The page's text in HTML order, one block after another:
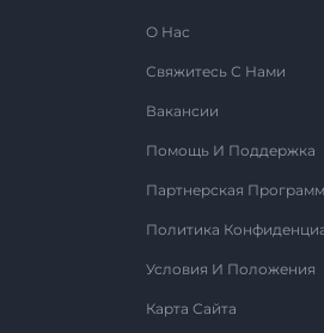
О Нас
Свяжитесь С Нами
Вакансии
Помощь И Поддержка
Партнерская
Политика
Условия И Положения
Карта Сайта